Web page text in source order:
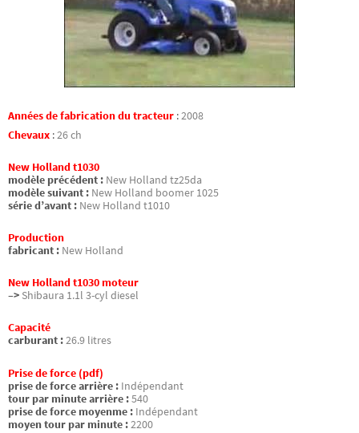
Années de fabrication du tracteur :2008
Chevaux :26 ch
New Holland t1030
modèle précédent : New Holland tz25da
modèle suivant : New Holland boomer 1025
série d’avant : New Holland t1010
Production
fabricant : New Holland
New Holland t1030 moteur
–> Shibaura 1.1l 3-cyl diesel
Capacité
carburant :26.9 litres
Prise de force (pdf)
prise de force arrière : Indépendant
tour par minute arrière :540
prise de force moyenme : Indépendant
moyen tour par minute :2200